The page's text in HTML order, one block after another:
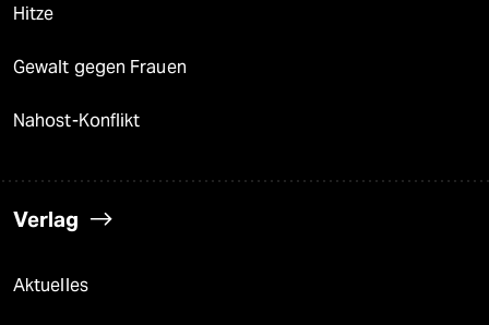
Hitze
Gewalt gegen Frauen
Nahost-Konflikt
Verlag
Aktuelles